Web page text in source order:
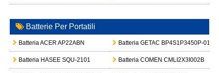
Batterie Per Portatili
Batteria ACER AP22ABN Batteria GETAC BP4S1P3450P-01
Batteria HASEE SQU-2101 Batteria COMEN CMLI2X3I002B